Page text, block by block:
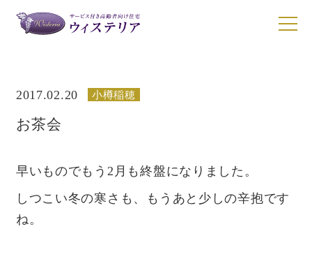
施設一覧
施設一覧
お食事について
ご入居について
2017.02.20 小樽稲穂
お茶会
早いものでもう2月も終盤になりました。
しつこい冬の寒さも、もうあと少しの辛抱です
ね。